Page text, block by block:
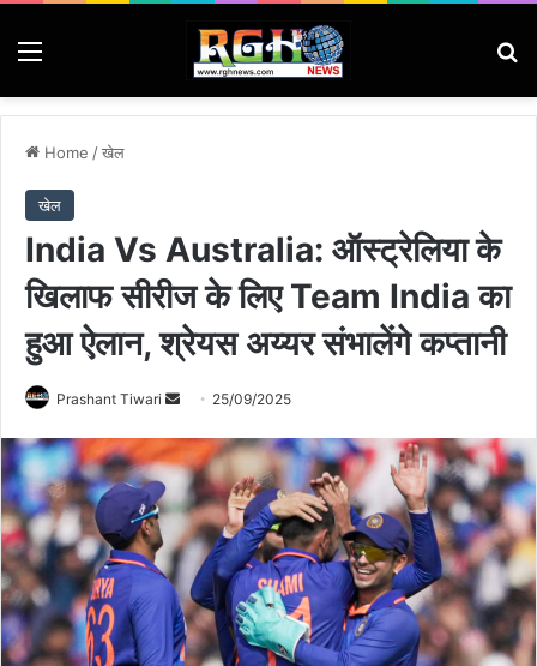
Menu
Home /खेल
खेल
India Vs Australia: ऑस्ट्रेलिया के
खिलाफ सीरीज के लिए Team India का
हुआ ऐलान, श्रेयस अय्यर संभालेंगे कप्तानी
Prashant Tiwari
Send
email
25/09/2025